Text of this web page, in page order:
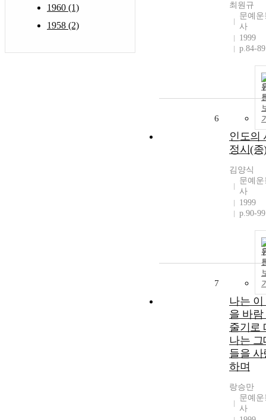
1960 (1)
1958 (2)
최원규
문예운
사
1999
p.84-89
6
인도의
정시(종
김양식
문예운
사
1999
p.90-99
7
나는 이
을 바람
줄기로
나는 그
들을 사
하며
랑승만
문예운
사